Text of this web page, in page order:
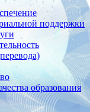
поддержки
образования